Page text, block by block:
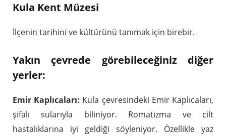
Kula Kent Müzesi
İlçenin tarihini ve kültürünü tanımak için birebir.
Yakın çevrede görebileceğiniz diğer
yerler:
Emir Kaplıcaları: Kula çevresindeki Emir Kaplıcaları,
şifalı sularıyla biliniyor. Romatizma ve cilt
hastalıklarına iyi geldiği söyleniyor. Özellikle yaz